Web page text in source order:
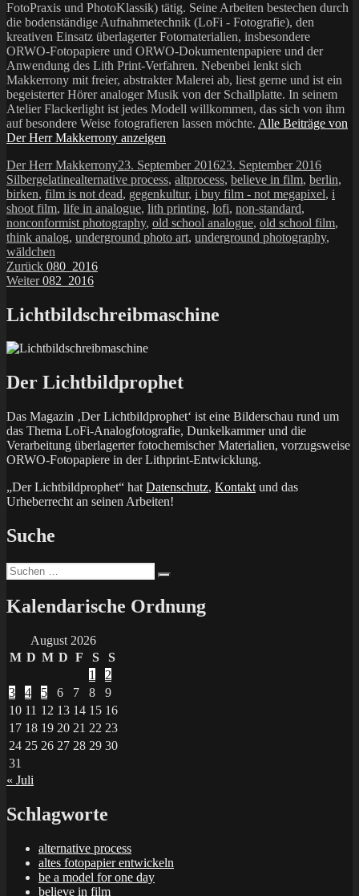
FotoPraxis und PhotoKlassik) tätig. Seine Arbeiten bestechen durch
die bodenständige Aufnahmetechnik (LoFi - Fotografie), den
kreativen Einsatz überlagerter Fotomaterialien, insbesondere
ORWO-Fotopapiere und ORWO-Dokumentenpapiere und der
Anwendung des Lith Print-Verfahren. Nebenbei lenkt sich
Makkerrony mit freier, abstrakter Malerei ab, liest gerne und ist ein
begeisterter Hörer analoger Musik von der Schallplatte. In seinem
Atelier Flackerlight ist jedes Modell willkommen, das sich von ihm
auf besondere Weise fotografieren lassen möchte. Alle Beiträge von
Der Herr Makkerrony anzeigen
Autor
Der Herr MakkerronyVeröffentlicht
am
23. September 201623. September 2016
SilbergelatineSchlagwörter
alternative process, altprocess, believe in film, berlin,
birken, film is not dead, gegenkultur, i buy film - not megapixel, i
shoot film, life in analogue, lith printing, lofi, non-standard,
nonconformist photography, old school analogue, old school film,
think analog, underground photo art, underground photography,
wäldchen
Beitragsnavigation
Zurück Vorheriger
Beitrag:
080_2016
Weiter Nächster
082_2016
Lichtbildschreibmaschine
Der Lichtbildprophet
Das Magazin ‚Der Lichtbildprophet‘ ist eine Bilderschau rund um
das Thema LoFi-Analogfotografie, Dunkelkammer und die
Verarbeitung überlagerter fotochemischer Materialien, vorzugsweise
ORWO-Fotopapiere in der Lithprint-Entwicklung.
„Der Lichtbildprophet“ hat Datenschutz, Kontakt und das
Urheberrecht an seinen Arbeiten!
Suche
Suchen
nach:
Kalendarische Ordnung
August 2026
M D M D F S
S
1
2
3
4 5 6 7 8
9
10 11 12 13 14 15 16
17 18 19 20 21 22 23
24 25 26 27 28 29 30
31
« Juli
Schlagworte
alternative process
altes fotopapier entwickeln
be a model for one day
believe in film